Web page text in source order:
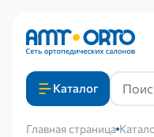
Каталог
Главная страница